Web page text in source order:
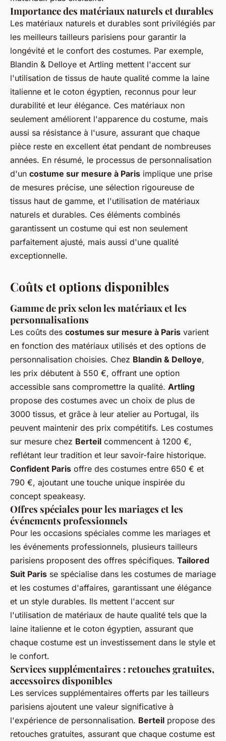
Importance des matériaux naturels et durables
Les matériaux naturels et durables sont privilégiés par
les meilleurs tailleurs parisiens pour garantir la
longévité et le confort des costumes. Par exemple,
Blandin & Delloye et Artling mettent l'accent sur
l'utilisation de tissus de haute qualité comme la laine
italienne et le coton égyptien, reconnus pour leur
durabilité et leur élégance. Ces matériaux non
seulement améliorent l'apparence du costume, mais
aussi sa résistance à l'usure, assurant que chaque
pièce reste en excellent état pendant de nombreuses
années. En résumé, le processus de personnalisation
d'un costume sur mesure à Paris implique une prise
de mesures précise, une sélection rigoureuse de
tissus haut de gamme, et l'utilisation de matériaux
naturels et durables. Ces éléments combinés
garantissent un costume qui est non seulement
parfaitement ajusté, mais aussi d'une qualité
exceptionnelle.
Coûts et options disponibles
Gamme de prix selon les matériaux et les
personnalisations
Les coûts des costumes sur mesure à Paris varient
en fonction des matériaux utilisés et des options de
personnalisation choisies. Chez Blandin & Delloye,
les prix débutent à 550 €, offrant une option
accessible sans compromettre la qualité. Artling
propose des costumes avec un choix de plus de
3000 tissus, et grâce à leur atelier au Portugal, ils
peuvent maintenir des prix compétitifs. Les costumes
sur mesure chez Berteil commencent à 1200 €,
reflétant leur tradition et leur savoir-faire historique.
Confident Paris offre des costumes entre 650 € et
790 €, ajoutant une touche unique inspirée du
concept speakeasy.
Offres spéciales pour les mariages et les
événements professionnels
Pour les occasions spéciales comme les mariages et
les événements professionnels, plusieurs tailleurs
parisiens proposent des offres spécifiques. Tailored
Suit Paris se spécialise dans les costumes de mariage
et les costumes d'affaires, garantissant une élégance
et un style durables. Ils mettent l'accent sur
l'utilisation de matériaux de haute qualité tels que la
laine italienne et le coton égyptien, assurant que
chaque costume est un investissement dans le style et
le confort.
Services supplémentaires : retouches gratuites,
accessoires disponibles
Les services supplémentaires offerts par les tailleurs
parisiens ajoutent une valeur significative à
l'expérience de personnalisation. Berteil propose des
retouches gratuites, assurant que chaque costume est